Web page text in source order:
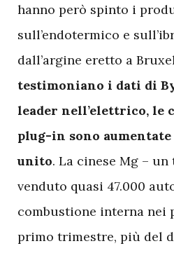
hanno però spinto i
sull’endotermico e
dall’argine eretto a
testimoniano i dati di
leader nell’elettrico, le
plug-in sono aumentate
unito. La cinese Mg –
venduto quasi 47.000
combustione interna nei
primo trimestre, più del